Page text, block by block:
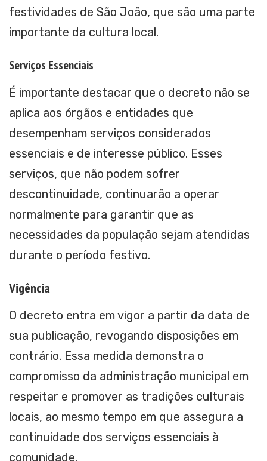
festividades de São João, que são uma parte
importante da cultura local.
Serviços Essenciais
É importante destacar que o decreto não se
aplica aos órgãos e entidades que
desempenham serviços considerados
essenciais e de interesse público. Esses
serviços, que não podem sofrer
descontinuidade, continuarão a operar
normalmente para garantir que as
necessidades da população sejam atendidas
durante o período festivo.
Vigência
O decreto entra em vigor a partir da data de
sua publicação, revogando disposições em
contrário. Essa medida demonstra o
compromisso da administração municipal em
respeitar e promover as tradições culturais
locais, ao mesmo tempo em que assegura a
continuidade dos serviços essenciais à
comunidade.